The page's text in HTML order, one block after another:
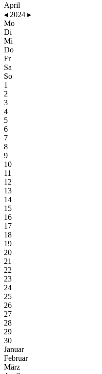
April
◂ 2024 ▸
Mo
Di
Mi
Do
Fr
Sa
So
1
2
3
4
5
6
7
8
9
10
11
12
13
14
15
16
17
18
19
20
21
22
23
24
25
26
27
28
29
30
Januar
Februar
März